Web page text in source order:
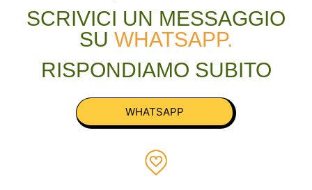
SCRIVICI UN MESSAGGIO
SU WHATSAPP.
RISPONDIAMO SUBITO
WHATSAPP